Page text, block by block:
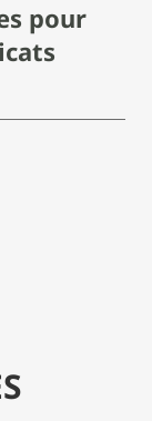
pour